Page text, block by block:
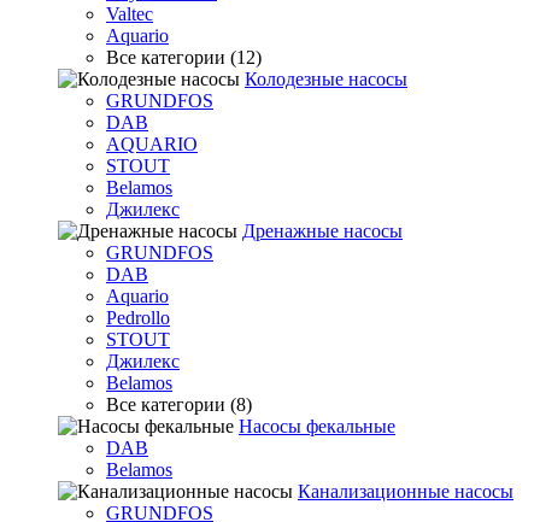
Valtec
Aquario
Все категории (12)
Колодезные насосы
GRUNDFOS
DAB
AQUARIO
STOUT
Belamos
Джилекс
Дренажные насосы
GRUNDFOS
DAB
Aquario
Pedrollo
STOUT
Джилекс
Belamos
Все категории (8)
Насосы фекальные
DAB
Belamos
Канализационные насосы
GRUNDFOS